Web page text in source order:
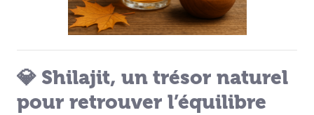
💎 Shilajit, un trésor naturel
pour retrouver l’équilibre